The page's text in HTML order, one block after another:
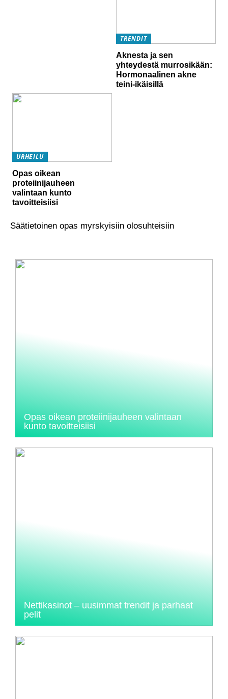
TRENDIT
Aknesta ja sen
yhteydestä murrosikään:
Hormonaalinen akne
teini-ikäisillä
URHEILU
Opas oikean
proteiinijauheen
valintaan kunto
tavoitteisiisi
Säätietoinen opas myrskyisiin olosuhteisiin
Opas oikean proteiinijauheen valintaan
kunto tavoitteisiisi
Nettikasinot – uusimmat trendit ja parhaat
pelit